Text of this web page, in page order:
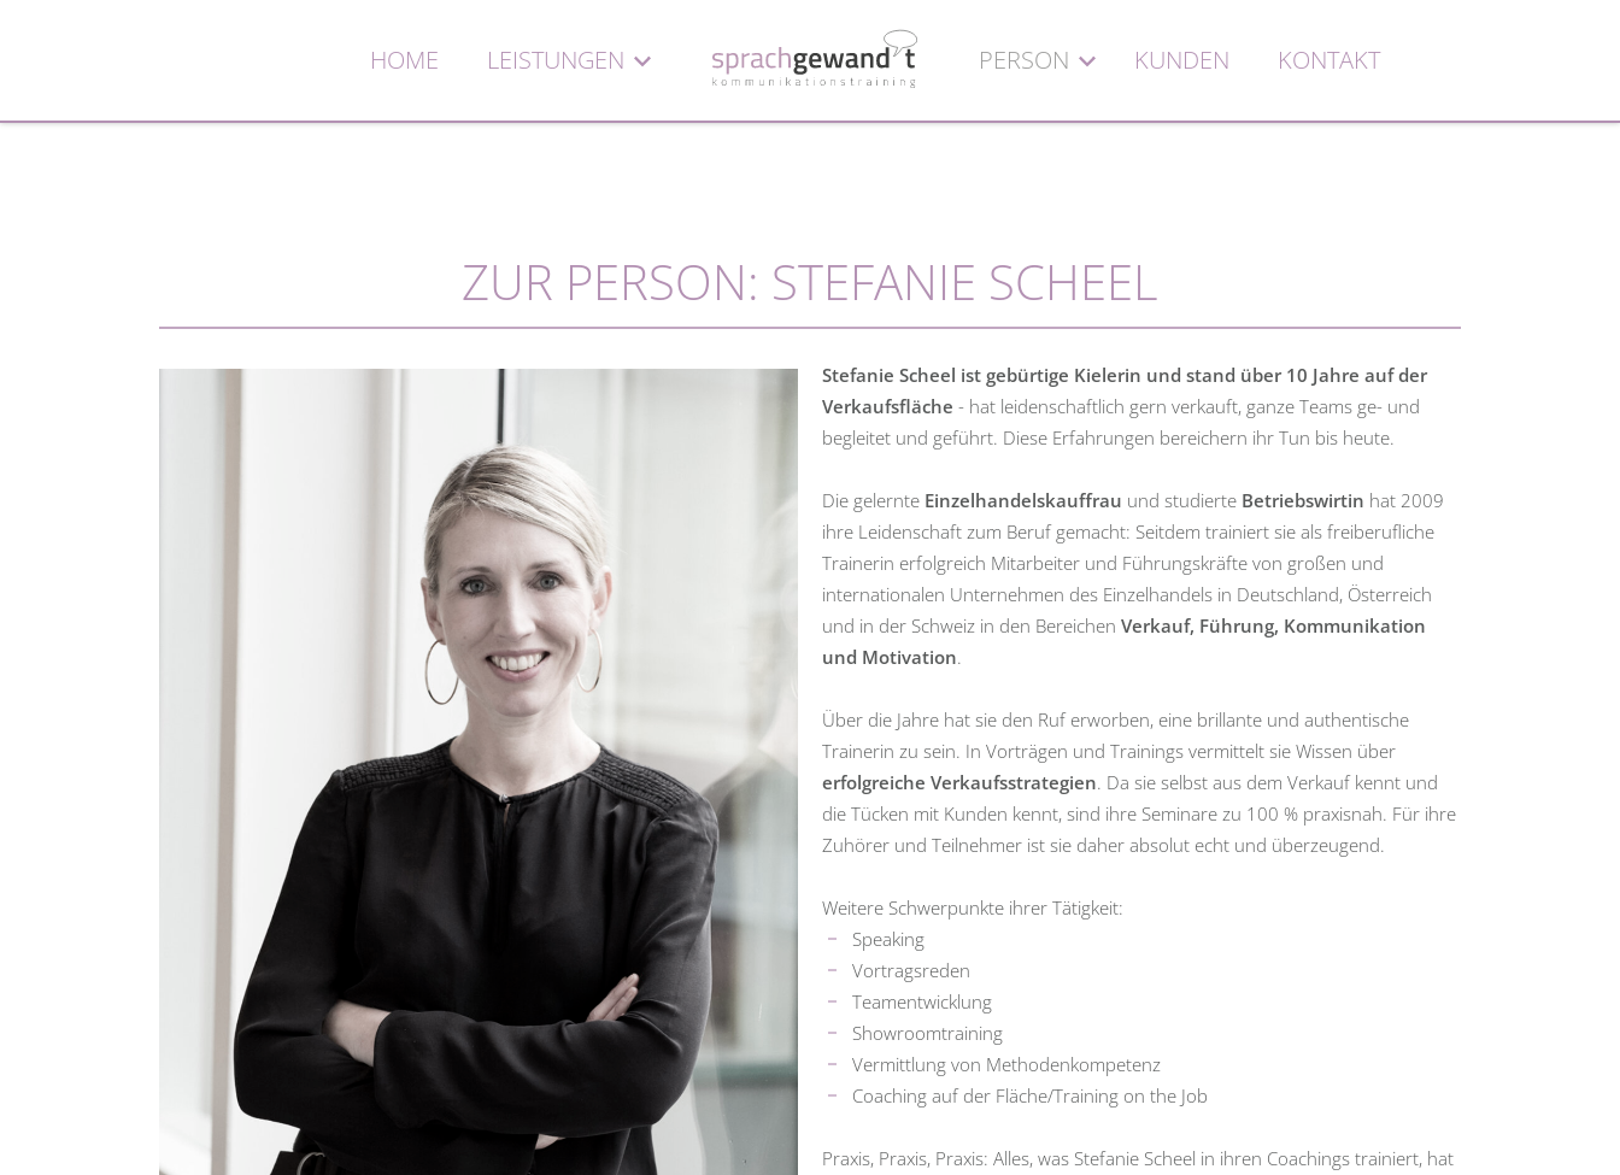
LEISTUNGEN
HOME PERSON KUNDEN KONTAKT
ZUR PERSON: STEFANIE SCHEEL
Stefanie Scheel ist gebürtige Kielerin und stand über 10 Jahre auf der
Verkaufsfläche - hat leidenschaftlich gern verkauft, ganze Teams ge- und
begleitet und geführt. Diese Erfahrungen bereichern ihr Tun bis heute.
Die gelernte Einzelhandelskauffrau und studierte Betriebswirtin hat 2009
ihre Leidenschaft zum Beruf gemacht: Seitdem trainiert sie als freiberufliche
Trainerin erfolgreich Mitarbeiter und Führungskräfte von großen und
internationalen Unternehmen des Einzelhandels in Deutschland, Österreich
und in der Schweiz in den Bereichen Verkauf, Führung, Kommunikation
und Motivation.
Über die Jahre hat sie den Ruf erworben, eine brillante und authentische
Trainerin zu sein. In Vorträgen und Trainings vermittelt sie Wissen über
erfolgreiche Verkaufsstrategien. Da sie selbst aus dem Verkauf kennt und
die Tücken mit Kunden kennt, sind ihre Seminare zu 100 % praxisnah. Für ihre
Zuhörer und Teilnehmer ist sie daher absolut echt und überzeugend.
Weitere Schwerpunkte ihrer Tätigkeit:
Speaking
Vortragsreden
Teamentwicklung
Showroomtraining
Vermittlung von Methodenkompetenz
Coaching auf der Fläche/Training on the Job
Praxis, Praxis, Praxis: Alles, was Stefanie Scheel in ihren Coachings trainiert, hat